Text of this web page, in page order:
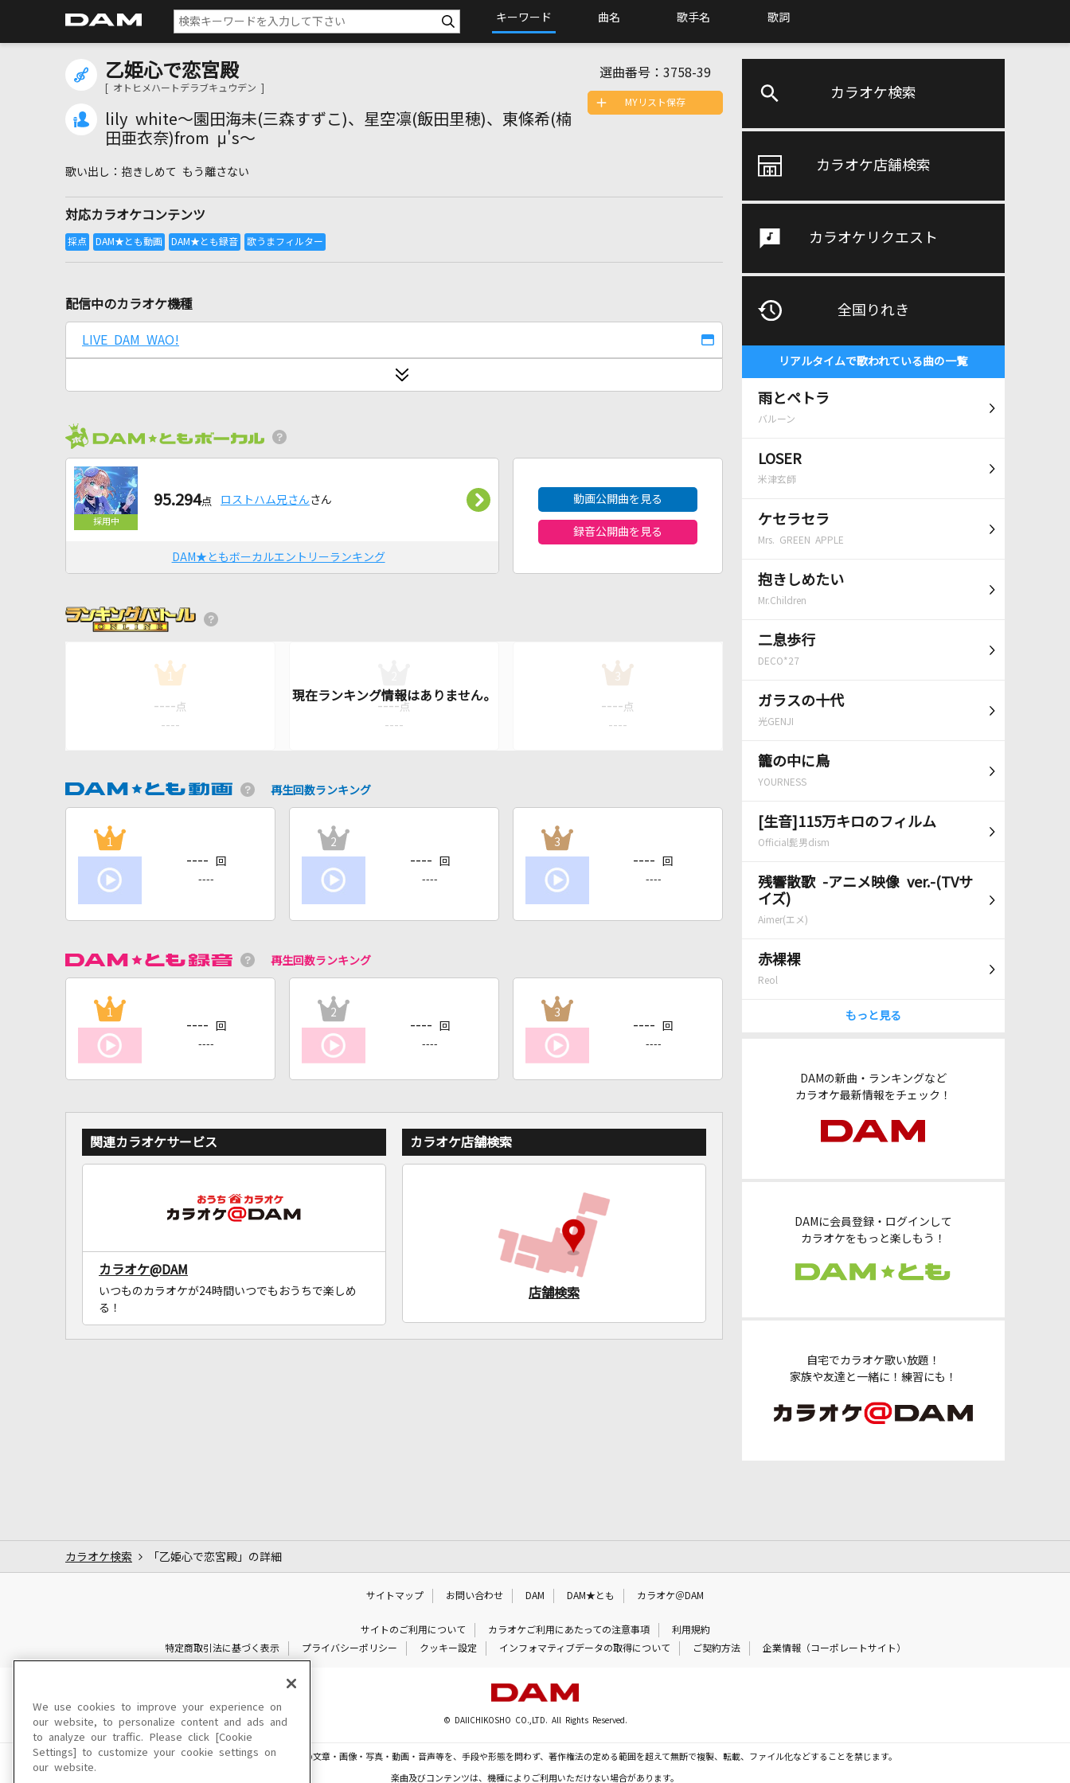
キーワード 曲名 歌手名 歌詞
カラオケ検索
カラオケ店舗検索
カラオケリクエスト
全国りれき
リアルタイムで歌われている曲の一覧
雨とペトラ
バルーン
LOSER
米津玄師
ケセラセラ
Mrs. GREEN APPLE
抱きしめたい
Mr.Children
二息歩行
DECO*27
ガラスの十代
光GENJI
籠の中に鳥
YOURNESS
[生音]115万キロのフィルム
Official髭男dism
残響散歌 -アニメ映像 ver.-(TVサ
イズ)
Aimer(エメ)
赤裸裸
Reol
もっと見る
DAMの新曲・ランキングなど
カラオケ最新情報をチェック！
DAMに会員登録・ログインして
カラオケをもっと楽しもう！
自宅でカラオケ歌い放題！
家族や友達と一緒に！練習にも！
乙姫心で恋宮殿
[ オトヒメハートデラブキュウデン ]
lily white～園田海未(三森すずこ)、星空凛(飯田里穂)、東條希(楠
田亜衣奈)from μ's～
選曲番号： 3758-39
抱きしめて もう離さない
対応カラオケコンテンツ
MYリスト保存
配信中のカラオケ機種
LIVE DAM WAO!
95.294点 ロストハム兄さん さん
DAM★ともボーカルエントリーランキング
動画公開曲を見る
録音公開曲を見る
1
---- 点
----
---- 点
----
3
---- 点
----
再生回数ランキング
1
---- 回
----
2
---- 回
----
3
---- 回
----
再生回数ランキング
1
---- 回
----
2
---- 回
----
3
---- 回
----
関連カラオケサービス
カラオケ@DAM
いつものカラオケが24時間いつでもおうちで楽しめ
る！
カラオケ店舗検索
店舗検索
カラオケ検索 「乙姫心で恋宮殿」の詳細
サイトマップ お問い合わせ DAM DAM★とも カラオケ＠DAM
サイトのご利用について カラオケご利用にあたっての注意事項
利用規約
特定商取引法に基づく表示
プライバシーポリシー クッキー設定 インフォマティブデータの取得について ご契約方法 企業情報（コーポレートサイト）
© DAIICHIKOSHO CO.,LTD. All Rights Reserved.
このサイトに掲載されている一切の文章・画像・写真・動画・音声等を、手段や形態を問わず、著作権法の定める範囲を超えて無断で複製、転載、ファイル化などすることを禁じます。
楽曲及びコンテンツは、機種によりご利用いただけない場合があります。
We use cookies to improve your experience on
our website, to personalize content and ads and
to analyze our traffic. Please click [Cookie
Settings] to customize your cookie settings on
our website.